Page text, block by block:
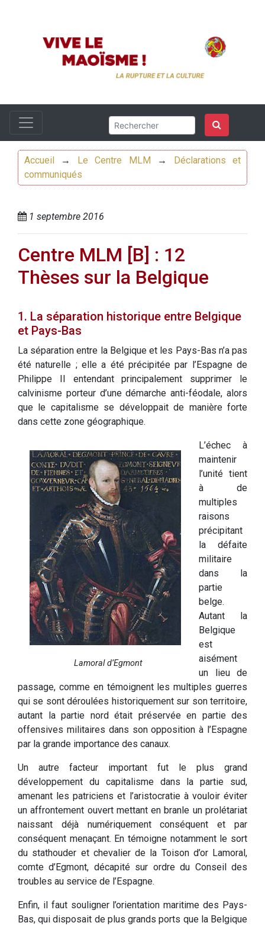
Accueil → Le Centre MLM →
Déclarations et
communiqués
1 septembre 2016
Centre MLM [B] : 12
Thèses sur la Belgique
1. La séparation historique entre Belgique
et Pays-Bas
La séparation entre la Belgique et les Pays-Bas n’a pas
été naturelle ; elle a été précipitée par l’Espagne de
Philippe II entendant principalement supprimer le
calvinisme porteur d’une démarche anti-féodale, alors
que le capitalisme se développait de manière forte
dans cette zone géographique.
Lamoral d’Egmont
L’échec à
maintenir
l’unité tient
à de
multiples
raisons
précipitant
la défaite
militaire
dans la
partie
belge.
Autant la
Belgique
est
aisément
un lieu de
passage, comme en témoignent les multiples guerres
qui se sont déroulées historiquement sur son territoire,
autant la partie nord était préservée en partie des
offensives militaires dans son opposition à l’Espagne
par la grande importance des canaux.
Un autre facteur important fut le plus grand
développement du capitalisme dans la partie sud,
amenant les patriciens et l’aristocratie à vouloir éviter
un affrontement ouvert mettant en branle un prolétariat
naissant déjà numériquement conséquent et par
conséquent menaçant. En témoigne notamment le sort
du stathouder et chevalier de la Toison d’or Lamoral,
comte d’Egmont, décapité sur ordre du Conseil des
troubles au service de l’Espagne.
Enfin, il faut souligner l’orientation maritime des Pays-
Bas, qui disposait de plus grands ports que la Belgique